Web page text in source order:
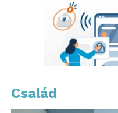
Család